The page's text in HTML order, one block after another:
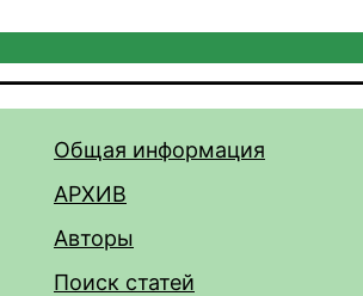
Общая информация
АРХИВ
Авторы
Поиск статей